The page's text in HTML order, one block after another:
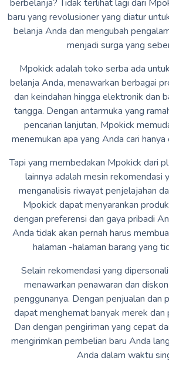
berbelanja? Tidak terlihat lagi dari
baru yang revolusioner yang diatur
belanja Anda dan mengubah
menjadi surga yang
Mpokick adalah toko serba ada
belanja Anda, menawarkan berbagai
dan keindahan hingga elektronik dan
tangga. Dengan antarmuka yang
pencarian lanjutan, Mpokick
menemukan apa yang Anda cari
Tapi yang membedakan Mpokick dari
lainnya adalah mesin rekomendasi
menganalisis riwayat penjelajahan
Mpokick dapat menyarankan
dengan preferensi dan gaya pribadi
Anda tidak akan pernah harus
halaman -halaman barang yang
Selain rekomendasi yang
menawarkan penawaran dan
penggunanya. Dengan penjualan dan
dapat menghemat banyak merek dan
Dan dengan pengiriman yang cepat
mengirimkan pembelian baru Anda
Anda dalam waktu